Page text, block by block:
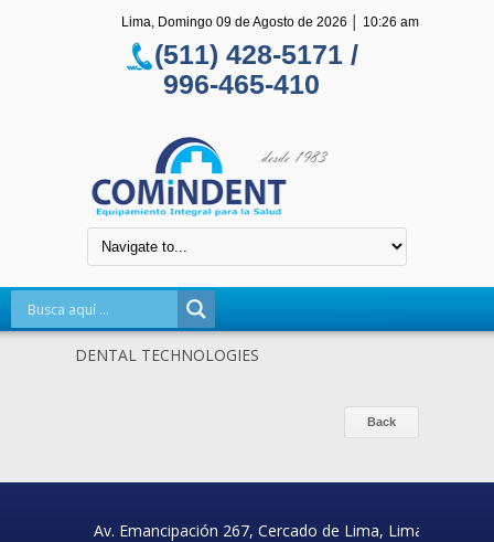
Lima, Domingo 09 de Agosto de 2026 10:26 am
(511) 428-5171 /
996-465-410
DENTAL TECHNOLOGIES
Av. Emancipación 267, Cercado de Lima, Lima